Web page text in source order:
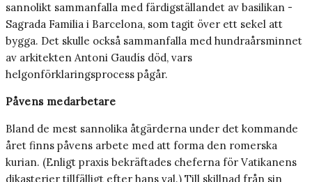
sannolikt sammanfalla med färdigställandet av basilikan ­
Sagrada Familia i Barcelona, som tagit över ett sekel att
bygga. Det skulle också sammanfalla med hundraårsminnet
av arkitekten Antoni Gaudís död, vars
helgonförklaringsprocess pågår.
Påvens medarbetare
Bland de mest sannolika åtgärderna under det kommande
året finns påvens arbete med att forma den romerska
kurian. (Enligt praxis bekräftades cheferna för Vatikanens
dikasterier tillfälligt efter hans val.) Till skillnad från sin